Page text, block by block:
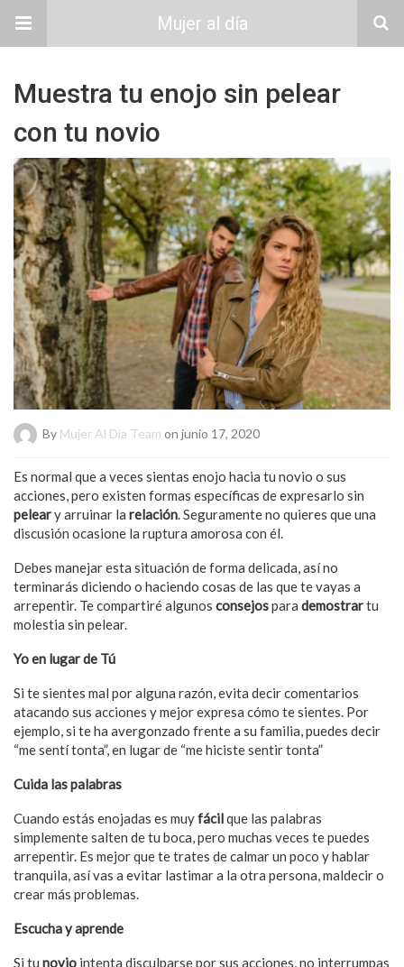
Mujer al día
Muestra tu enojo sin pelear
con tu novio
By Mujer Al Día Team on junio 17, 2020
Es normal que a veces sientas enojo hacia tu novio o sus
acciones, pero existen formas específicas de expresarlo sin
peleary arruinar la relación. Seguramente no quieres que una
discusión ocasione la ruptura amorosa con él.
Debes manejar esta situación de forma delicada, así no
terminarás diciendo o haciendo cosas de las que te vayas a
arrepentir. Te compartiré algunos consejospara demostrartu
molestia sin pelear.
Yo en lugar de Tú
Si te sientes mal por alguna razón, evita decir comentarios
atacando sus acciones y mejor expresa cómo te sientes. Por
ejemplo, si te ha avergonzado frente a su familia, puedes decir
“me sentí tonta”, en lugar de “me hiciste sentir tonta”
Cuida las palabras
Cuando estás enojadas es muyfácilque las palabras
simplemente salten de tu boca, pero muchas veces te puedes
arrepentir. Es mejor que te trates de calmar un poco y hablar
tranquila, así vas a evitar lastimar a la otra persona, maldecir o
crear más problemas.
Escucha y aprende
Si tu novio intenta disculparse por sus acciones, no interrumpas